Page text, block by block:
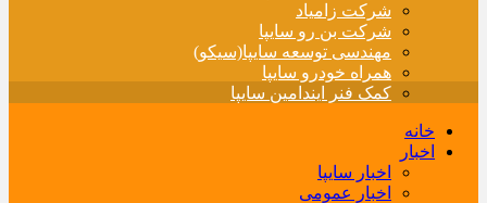
شرکت زامیاد
شرکت بن رو سایپا
مهندسی توسعه سایپا(سیکو)
همراه خودرو سایپا
کمک فنر ایندامین سایپا
خانه
اخبار
اخبار سایپا
اخبار عمومی